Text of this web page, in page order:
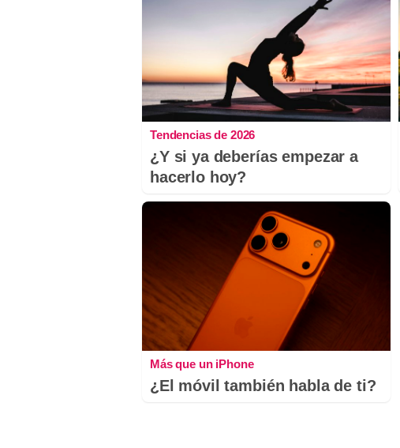
Tendencias de 2026
¿Y si ya deberías empezar a
hacerlo hoy?
Más que un iPhone
¿El móvil también habla de ti?